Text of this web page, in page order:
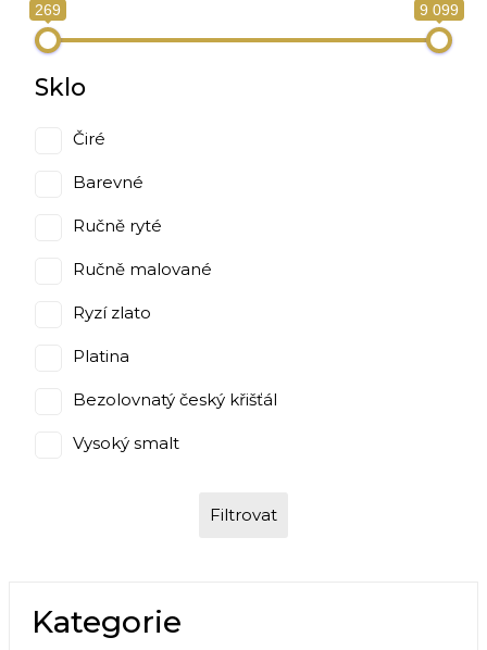
269 9 099
Sklo
Čiré
Barevné
Ručně ryté
Ručně malované
Ryzí zlato
Platina
Bezolovnatý český křišťál
Vysoký smalt
Filtrovat
Kategorie